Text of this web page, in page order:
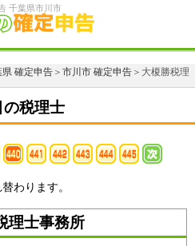
千葉県市川市
県 確定申告＞ 市川市 確定申告＞大榎勝税理
の税理士
わります。
理士事務所